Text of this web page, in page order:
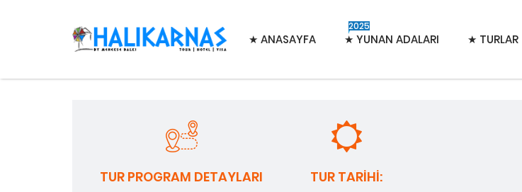
★ ANASAYFA ★
2025
YUNAN ADALARI ★ TURLAR
TUR PROGRAM DETAYLARI TUR TARIHI: